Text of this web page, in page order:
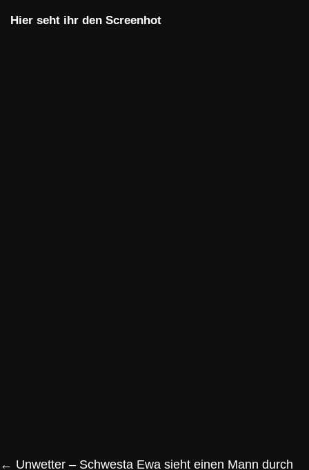
Hier seht ihr den Screenhot
← Unwetter – Schwesta Ewa sieht einen Mann durch